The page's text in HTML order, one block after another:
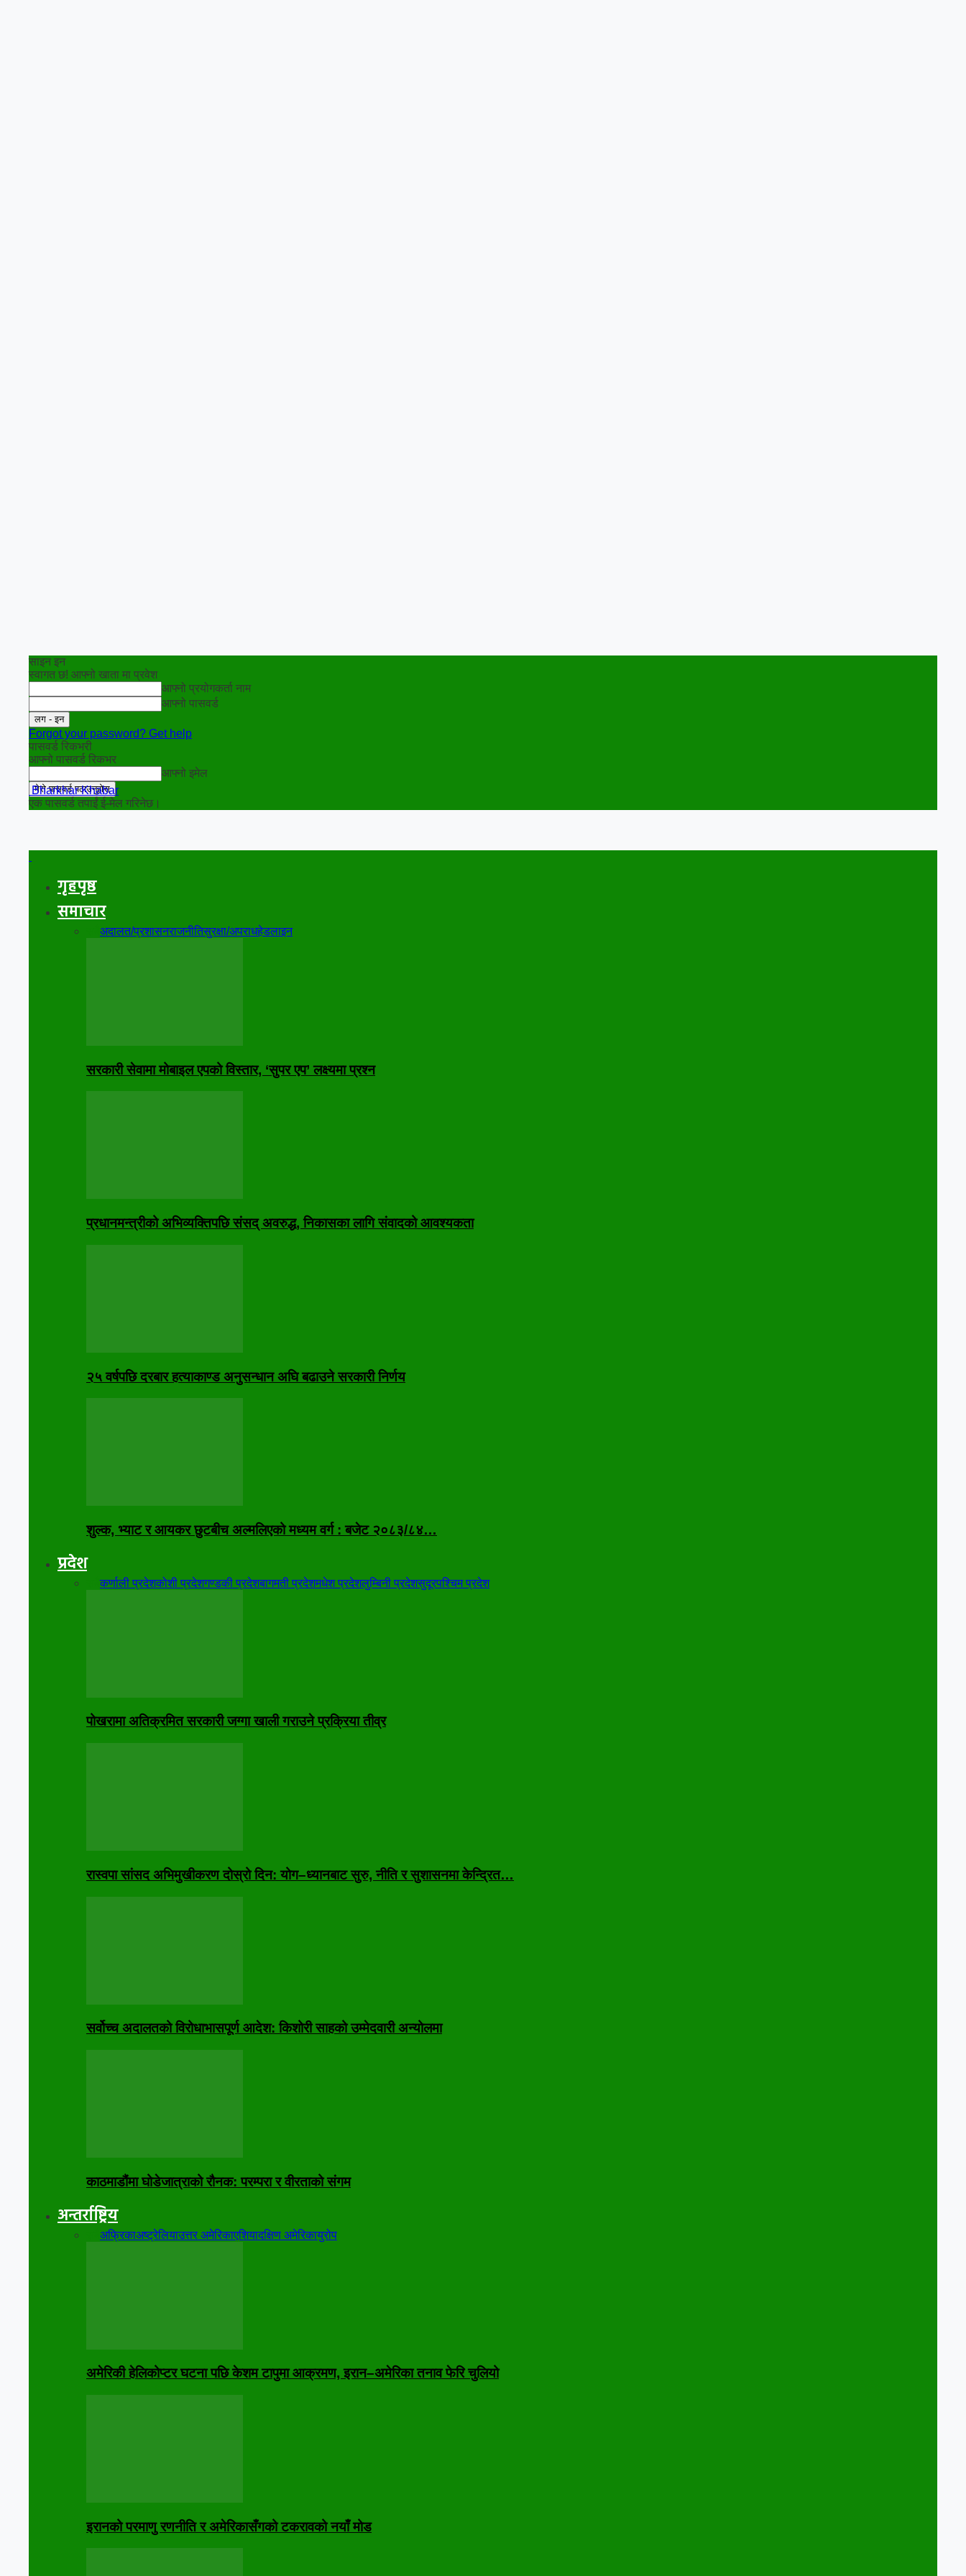
साइन इन
स्वागत छ! आफ्नो खाता मा प्रवेश
आफ्नो प्रयोगकर्ता नाम
आफ्नो पासवर्ड
Forgot your password? Get help
पासवर्ड रिकभरी
आफ्नो पासवर्ड रिकभर
आफ्नो इमेल
एक पासवर्ड तपाईं ई-मेल गरिनेछ।
Bharkhar Khabar
गृहपृष्ठ
समाचार
अदालत/प्रशासनराजनीतिसुरक्षा/अपराधहेडलाइन
सरकारी सेवामा मोबाइल एपको विस्तार, ‘सुपर एप’ लक्ष्यमा प्रश्न
प्रधानमन्त्रीको अभिव्यक्तिपछि संसद् अवरुद्ध, निकासका लागि संवादको आवश्यकता
२५ वर्षपछि दरबार हत्याकाण्ड अनुसन्धान अघि बढाउने सरकारी निर्णय
शुल्क, भ्याट र आयकर छुटबीच अल्मलिएको मध्यम वर्ग : बजेट २०८३/८४…
प्रदेश
सबैकर्णाली प्रदेशकोशी प्रदेशगण्डकी प्रदेशबागमती प्रदेशमधेश प्रदेशलुम्बिनी प्रदेशसुदूरपश्चिम प्रदेश
पोखरामा अतिक्रमित सरकारी जग्गा खाली गराउने प्रक्रिया तीव्र
रास्वपा सांसद अभिमुखीकरण दोस्रो दिन: योग–ध्यानबाट सुरु, नीति र सुशासनमा केन्द्रित…
सर्वोच्च अदालतको विरोधाभासपूर्ण आदेश: किशोरी साहको उम्मेदवारी अन्योलमा
काठमाडौंमा घोडेजात्राको रौनक: परम्परा र वीरताको संगम
अन्तर्राष्ट्रिय
अफ्रिकाअष्ट्रेलियाउत्तर अमेरिकाएशियादक्षिण अमेरिकायुरोप
अमेरिकी हेलिकोप्टर घटना पछि केशम टापुमा आक्रमण, इरान–अमेरिका तनाव फेरि चुलियो
इरानको परमाणु रणनीति र अमेरिकासँगको टकरावको नयाँ मोड